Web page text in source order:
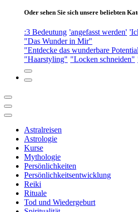
Oder sehen Sie sich unsere beliebten
:3 Bedeutung 'angefasst werden'
"Das Wunder in Mir"
"Entdecke das wunderbare
"Haarstyling" "Locken schneiden"
Astralreisen
Astrologie
Kurse
Mythologie
Persönlichkeiten
Persönlichkeitsentwicklung
Reiki
Rituale
Tod und Wiedergeburt